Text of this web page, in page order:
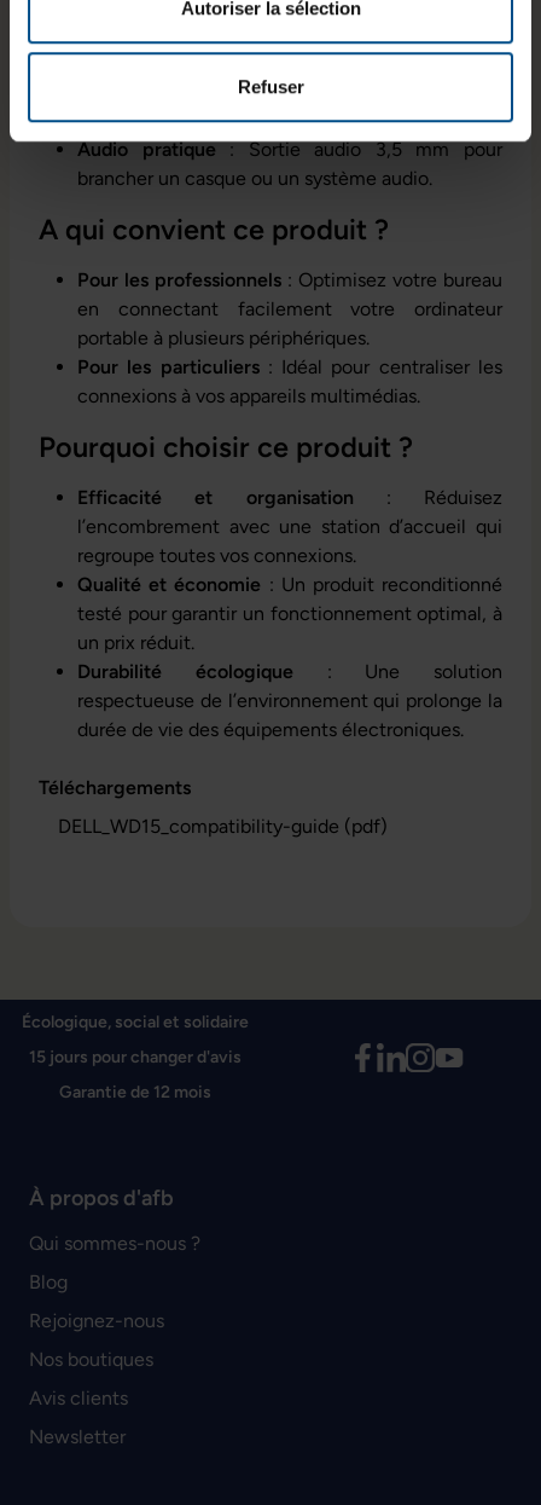
Autoriser la sélection
Refuser
Ports USB variés:
base.
3x USB 3.0 Type A pour des transferts
rapides et efficaces.
Audio pratique: Sortie audio 3,5 mm pour
brancher un casque ou un système audio.
A qui convient ce produit ?
Pour les professionnels : Optimisez votre bureau
en connectant facilement votre ordinateur
portable à plusieurs périphériques.
Pour les particuliers: Idéal pour centraliser les
connexions à vos appareils multimédias.
Pourquoi choisir ce produit ?
Efficacité et organisation : Réduisez
l’encombrement avec une station d’accueil qui
regroupe toutes vos connexions.
Qualité et économie : Un produit reconditionné
testé pour garantir un fonctionnement optimal, à
un prix réduit.
Durabilité écologique : Une solution
respectueuse de l’environnement qui prolonge la
durée de vie des équipements électroniques.
Téléchargements
DELL_WD15_compatibility-guide (pdf)
Écologique, social et solidaire
15 jours pour changer d'avis
Garantie de 12 mois
À propos d'afb
Qui sommes-nous ?
Blog
Rejoignez-nous
Nos boutiques
Avis clients
Newsletter